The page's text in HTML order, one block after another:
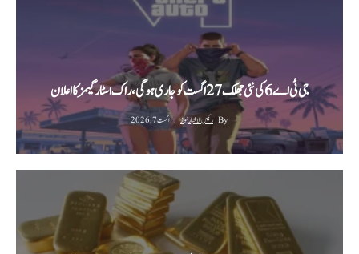
جی ٹی اے 6 کی نئی جھلک 27 اگست کو جاری ہوگی، راک اسٹار گیمز کا اعلان
By رئیس الاخبار نیوز اگست 7, 2026